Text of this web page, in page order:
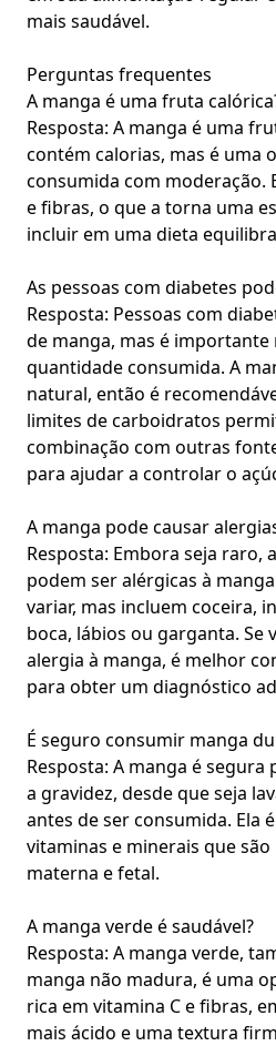
mais saudável.
Perguntas frequentes
A manga é uma fruta
Resposta: A manga é uma
contém calorias, mas é uma
consumida com moderação.
e fibras, o que a torna uma
incluir em uma dieta
As pessoas com diabetes
Resposta: Pessoas com
de manga, mas é
quantidade consumida. A
natural, então é
limites de carboidratos
combinação com outras
para ajudar a controlar o
A manga pode causar
Resposta: Embora seja raro,
podem ser alérgicas à
variar, mas incluem coceira,
boca, lábios ou garganta. Se
alergia à manga, é melhor
para obter um diagnóstico
É seguro consumir manga
Resposta: A manga é
a gravidez, desde que seja
antes de ser consumida. Ela
vitaminas e minerais que
materna e fetal.
A manga verde é saudável?
Resposta: A manga verde,
manga não madura, é uma
rica em vitamina C e fibras,
mais ácido e uma textura